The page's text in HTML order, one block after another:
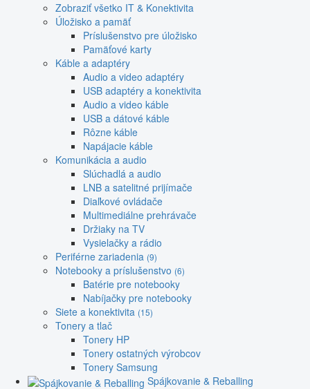
Zobraziť všetko IT & Konektivita
Úložisko a pamäť
Príslušenstvo pre úložisko
Pamäťové karty
Káble a adaptéry
Audio a video adaptéry
USB adaptéry a konektivita
Audio a video káble
USB a dátové káble
Rôzne káble
Napájacie káble
Komunikácia a audio
Slúchadlá a audio
LNB a satelitné prijímače
Diaľkové ovládače
Multimediálne prehrávače
Držiaky na TV
Vysielačky a rádio
Periférne zariadenia (9)
Notebooky a príslušenstvo (6)
Batérie pre notebooky
Nabíjačky pre notebooky
Siete a konektivita (15)
Tonery a tlač
Tonery HP
Tonery ostatných výrobcov
Tonery Samsung
Spájkovanie & Reballing